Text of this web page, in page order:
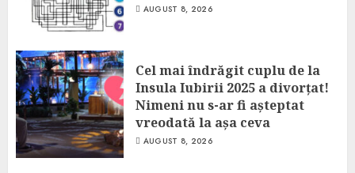
AUGUST 8, 2026
Cel mai îndrăgit cuplu de la
Insula Iubirii 2025 a divorțat!
Nimeni nu s-ar fi așteptat
vreodată la așa ceva
AUGUST 8, 2026